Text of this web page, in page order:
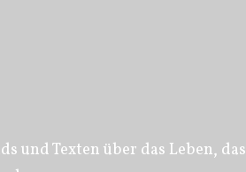
und Texten über das Leben, das